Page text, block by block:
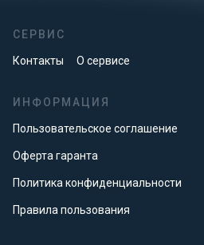
СЕРВИС
Контакты О сервисе
ИНФОРМАЦИЯ
Пользовательское соглашение
Оферта гаранта
Политика конфиденциальности
Правила пользования